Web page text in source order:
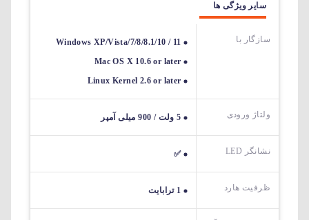
سایر ویژگی ها
سازگار با
Windows XP/Vista/7/8/8.1/10 / 11
Mac OS X 10.6 or later
Linux Kernel 2.6 or later
ولتاژ ورودی 5 ولت / 900 میلی آمپر
نشانگر LED ✅
ظرفیت هارد 1 ترابایت